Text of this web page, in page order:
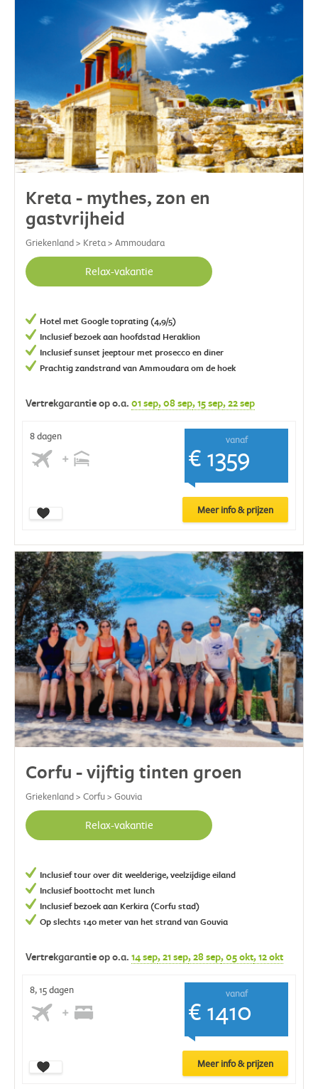
Kreta - mythes, zon en
gastvrijheid
Griekenland > Kreta > Ammoudara
Relax-vakantie
Hotel met Google toprating (4,9/5)
Inclusief bezoek aan hoofdstad Heraklion
Inclusief sunset jeeptour met prosecco en diner
Prachtig zandstrand van Ammoudara om de hoek
Vertrekgarantie op o.a. 01 sep, 08 sep, 15 sep, 22 sep
vanaf
€ 1359
8 dagen
Meer info & prijzen
Corfu - vijftig tinten groen
Griekenland > Corfu > Gouvia
Relax-vakantie
Inclusief tour over dit weelderige, veelzijdige eiland
Inclusief boottocht met lunch
Inclusief bezoek aan Kerkira (Corfu stad)
Op slechts 140 meter van het strand van Gouvia
Vertrekgarantie op o.a. 14 sep, 21 sep, 28 sep, 05 okt, 12 okt
vanaf
€ 1410
8, 15 dagen
Meer info & prijzen